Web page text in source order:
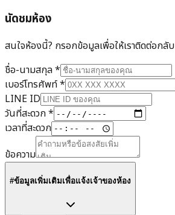
นัดชมห้อง
สนใจห้องนี้? กรอกข้อมูลเพื่อให้เราติดต่อกลับ
ชื่อ-นามสกุล*
เบอร์โทรศัพท์*
LINE ID
วันที่สะดวก*
เวลาที่สะดวก
ข้อความ
#ข้อมูลเพิ่มเติมเพื่อแจ้งเจ้าของห้อง